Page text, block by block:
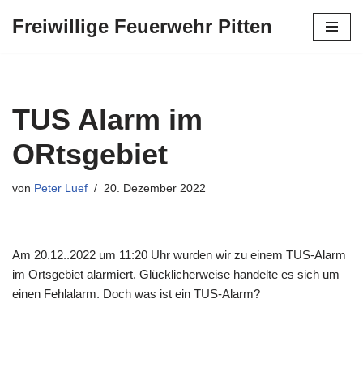
Freiwillige Feuerwehr Pitten
TUS Alarm im
ORtsgebiet
von Peter Luef 20. Dezember 2022
Am 20.12..2022 um 11:20 Uhr wurden wir zu einem TUS-Alarm
im Ortsgebiet alarmiert. Glücklicherweise handelte es sich um
einen Fehlalarm. Doch was ist ein TUS-Alarm?